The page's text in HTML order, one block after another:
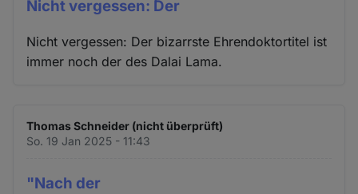
Nicht vergessen: Der
Nicht vergessen: Der bizarrste Ehrendoktortitel ist
immer noch der des Dalai Lama.
Thomas Schneider (nicht überprüft)
So. 19 Jan 2025 - 11:43
"Nach der